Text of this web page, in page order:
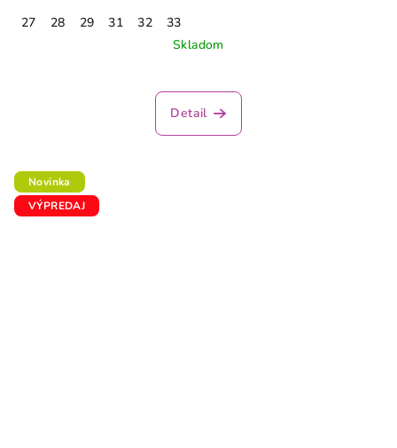
27
28 29 31 32
33
Skladom
Detail
Novinka
VÝPREDAJ